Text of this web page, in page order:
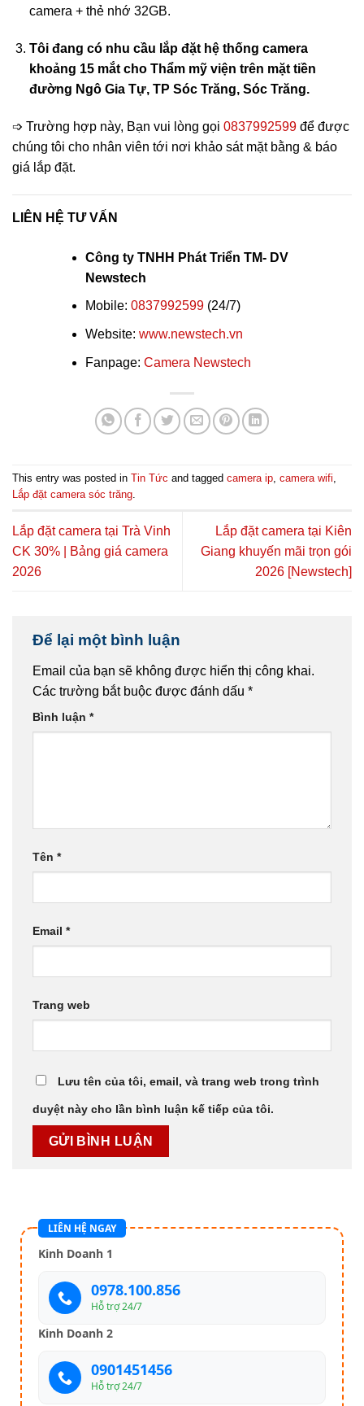
camera + thẻ nhớ 32GB.
Tôi đang có nhu cầu lắp đặt hệ thống camera
khoảng 15 mắt cho Thẩm mỹ viện trên mặt tiền
đường Ngô Gia Tự, TP Sóc Trăng, Sóc Trăng.
➩ Trường hợp này, Bạn vui lòng gọi 0837992599 để được
chúng tôi cho nhân viên tới nơi khảo sát mặt bằng & báo
giá lắp đặt.
LIÊN HỆ TƯ VẤN
Công ty TNHH Phát Triển TM- DV
Newstech
Mobile: 0837992599(24/7)
Website: www.newstech.vn
Fanpage: Camera Newstech
This entry was posted in Tin Tức and tagged camera ip, camera wifi,
Lắp đặt camera sóc trăng.
Lắp đặt camera tại Trà Vinh
CK 30% | Bảng giá camera
2026
Lắp đặt camera tại Kiên
Giang khuyến mãi trọn gói
2026 [Newstech]
Để lại một bình luận
Email của bạn sẽ không được hiển thị công khai.
Các trường bắt buộc được đánh dấu *
Bình luận *
Tên *
Email *
Trang web
Lưu tên của tôi, email, và trang web trong trình
duyệt này cho lần bình luận kế tiếp của tôi.
LIÊN HỆ NGAY
Kinh Doanh 1
0978.100.856
Hỗ trợ 24/7
Kinh Doanh 2
0901451456
Hỗ trợ 24/7